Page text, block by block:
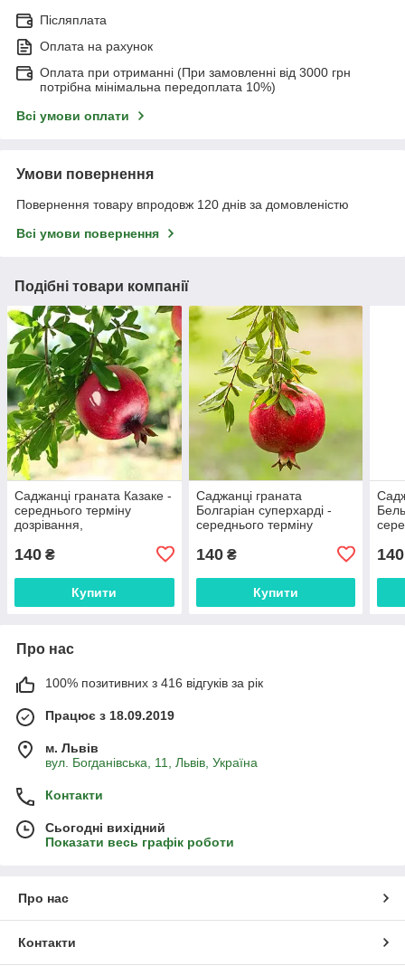
Післяплата
Оплата на рахунок
Оплата при отриманні (При замовленні від 3000 грн
потрібна мінімальна передоплата 10%)
Всі умови оплати
Умови повернення
Повернення товару впродовж 120 днів за домовленістю
Всі умови повернення
Подібні товари компанії
Саджанці граната Казаке -
середнього терміну
дозрівання,
самоплідний Р9
140 ₴
Купити
Саджанці граната
Болгаріан суперхарді -
середнього терміну
великоплідний,
140₴
Купити
140
Про нас
100% позитивних з 416 відгуків за рік
Працює з 18.09.2019
м. Львів
вул. Богданівська, 11, Львів, Україна
Контакти
Сьогодні вихідний
Показати весь графік роботи
Про нас
Контакти